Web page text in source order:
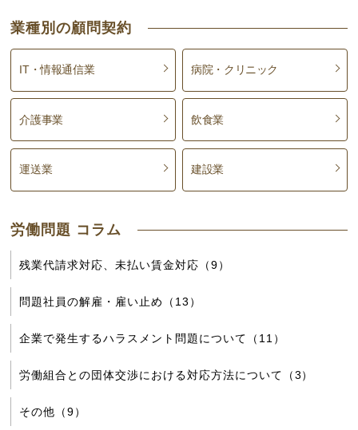
業種別の顧問契約
IT・情報通信業 病院・クリニック
介護事業 飲食業
運送業 建設業
労働問題 コラム
残業代請求対応、未払い賃金対応（9）
問題社員の解雇・雇い止め（13）
企業で発生するハラスメント問題について（11）
労働組合との団体交渉における対応方法について（3）
その他（9）